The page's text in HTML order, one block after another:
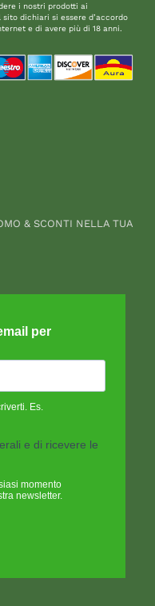
i nostri prodotti ai
sito dichiari si essere d’accordo
e di avere più di 18 anni.
& SCONTI NELLA TUA
per
Es.
e di ricevere le
momento
newsletter.